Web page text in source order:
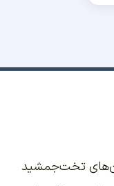
در سایه ستون‌های تخت‌جمشید